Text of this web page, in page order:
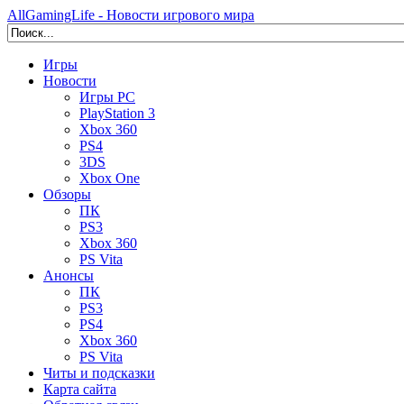
AllGamingLife - Новости игрового мира
Игры
Новости
Игры PC
PlayStation 3
Xbox 360
PS4
3DS
Xbox One
Обзоры
ПК
PS3
Xbox 360
PS Vita
Анонсы
ПК
PS3
PS4
Xbox 360
PS Vita
Читы и подсказки
Карта сайта